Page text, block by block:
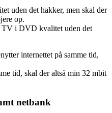
uden det hakker, men skal der
op.
TV i DVD kvalitet uden det
internettet på samme tid,
tid, skal der altså min 32 mbit
netbank